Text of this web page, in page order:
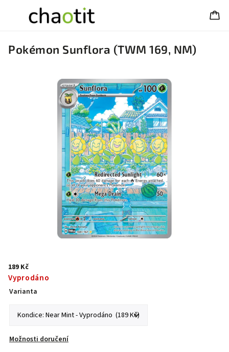
Pokémon Sunflora (TWM 169, NM)
189 Kč
Vyprodáno
Varianta
Možnosti doručení